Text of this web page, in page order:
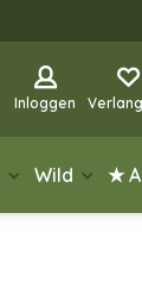
Inloggen
Wild ★